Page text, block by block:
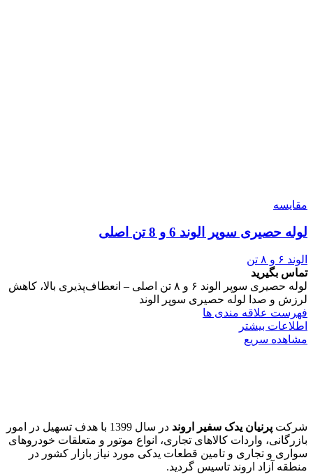
مقایسه
لوله حصیری سوپر الوند 6 و 8 تن اصلی
الوند ۶ و ۸ تن
تماس بگیرید
لوله حصیری سوپر الوند ۶ و ۸ تن اصلی – انعطاف‌پذیری بالا، کاهش
لرزش و صدا لوله حصیری سوپر الوند
فهرست علاقه مندی ها
اطلاعات بیشتر
مشاهده سریع
شرکت پرنیان یدک سفیر اروند
در سال 1399 با هدف تسهیل در امور
بازرگانی، واردات کالاهای تجاری، انواع موتور و متعلقات خودروهای
سواری و تجاری و تامین قطعات یدکی مورد نیاز بازار کشور در
منطقه آزاد اروند تاسیس گردید.